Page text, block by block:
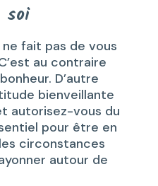
soi
fait pas de vous
au contraire
D’autre
bienveillante
autorisez-vous du
pour être en
circonstances
autour de